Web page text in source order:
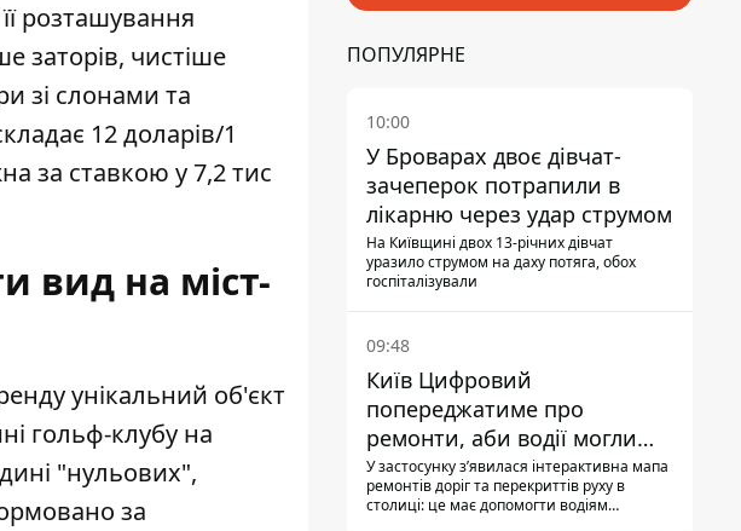
розташування
заторів, чистіше
зі слонами та
12 доларів/1
за ставкою у 7,2 тис
вид на міст-
унікальний об'єкт
гольф-клубу на
"нульових",
за
ПОПУЛЯРНЕ
10:00
У Броварах двоє дівчат-
зачеперок потрапили в
лікарню через удар струмом
На Київщині двох 13-річних дівчат
уразило струмом на даху потяга, обох
госпіталізували
09:48
Київ Цифровий
попереджатиме про
ремонти, аби водії могли
уникати ділянок із заторами
У застосунку зʼявилася інтерактивна мапа
ремонтів доріг та перекриттів руху в
столиці: це має допомогти водіям